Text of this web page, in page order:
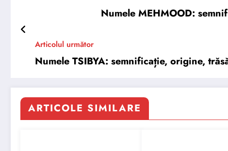
Numele MEHMOOD:
Articolul următor
Numele TSIBYA: semnificație, origine,
ARTICOLE SIMILARE